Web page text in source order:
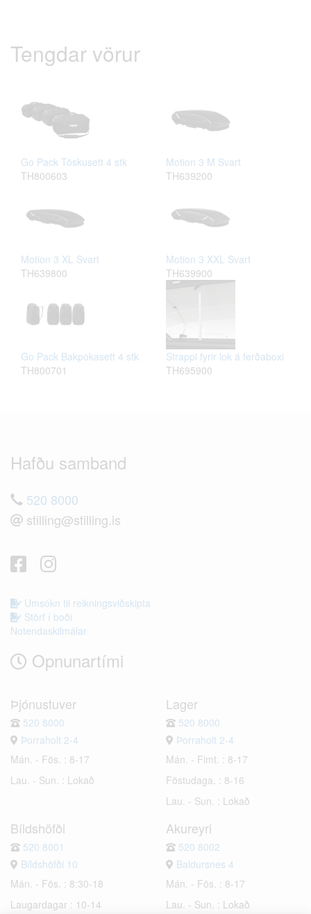
Tengdar vörur
Go Pack Töskusett 4 stk
TH800603
Motion 3 M Svart
TH639200
Motion 3 XL Svart
TH639800
Motion 3 XXL Svart
TH639900
Go Pack Bakpokasett 4 stk
TH800701
Strappi fyrir lok á ferðaboxi
TH695900
Hafðu samband
520 8000
stilling@stilling.is
Umsókn til reikningsviðskipta
Störf í boði
Notendaskilmálar
Opnunartími
Þjónustuver
520 8000
Þorraholt 2-4
Mán. - Fös. : 8-17
Lau. - Sun. : Lokað
Lager
520 8000
Þorraholt 2-4
Mán. - Fimt. : 8-17
Föstudaga. : 8-16
Lau. - Sun. : Lokað
Bíldshöfði
520 8001
Bíldshöfði 10
Mán. - Fös. : 8:30-18
Laugardagar : 10-14
Akureyri
520 8002
Baldursnes 4
Mán. - Fös. : 8-17
Lau. - Sun. : Lokað